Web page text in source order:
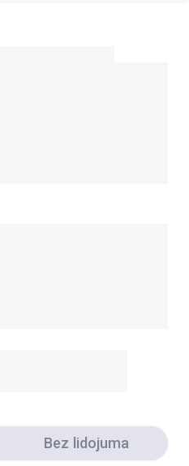
Bez lidojuma